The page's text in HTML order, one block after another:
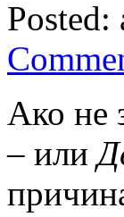
Ако не
– или